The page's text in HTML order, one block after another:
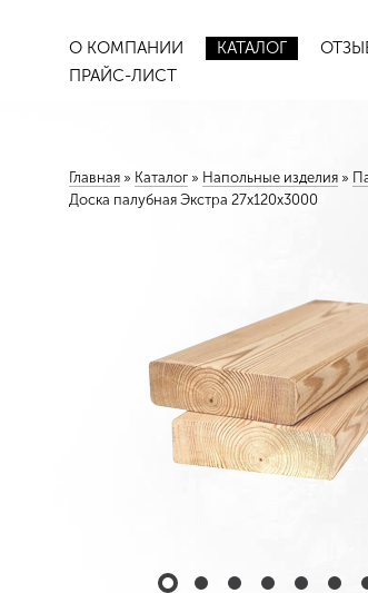
О КОМПАНИИ КАТАЛОГ
ПРАЙС-ЛИСТ
Главная » Каталог » Напольные изделия »
Доска палубная Экстра 27х120х3000